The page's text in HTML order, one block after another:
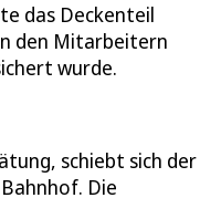
das Deckenteil
den Mitarbeitern
wurde.
schiebt sich der
Die